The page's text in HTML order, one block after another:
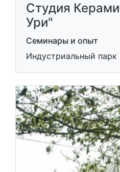
Студия
Ури"
Семинары и опыт
Индустриальный парк